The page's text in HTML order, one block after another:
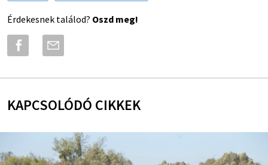
Érdekesnek találod? Oszd meg!
KAPCSOLÓDÓ CIKKEK